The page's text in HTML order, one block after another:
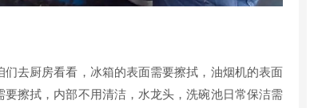
去厨房看看，冰箱的表面需要擦拭，油烟机的表面
擦拭，内部不用清洁，水龙头，洗碗池日常保洁需